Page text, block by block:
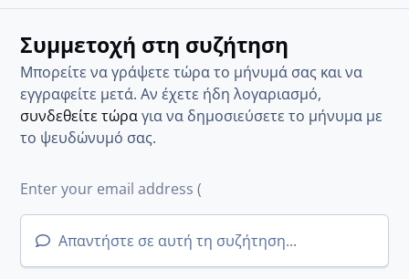
Συμμετοχή στη συζήτηση
Μπορείτε να γράψετε τώρα το μήνυμά σας και να
εγγραφείτε μετά. Αν έχετε ήδη λογαριασμό,
συνδεθείτε τώραγια να δημοσιεύσετε το μήνυμα με
το ψευδώνυμό σας.
Απαντήστε σε αυτή τη συζήτηση...